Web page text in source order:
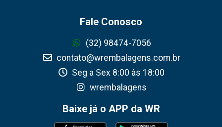
Fale Conosco
(32) 98474-7056
contato@wrembalagens.com.br
Seg a Sex 8:00 às 18:00
wrembalagens
Baixe já o APP da WR